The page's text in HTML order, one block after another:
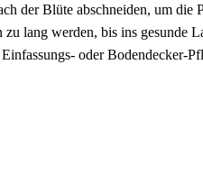
der Blüte abschneiden, um die
lang werden, bis ins gesunde
oder Bodendecker-